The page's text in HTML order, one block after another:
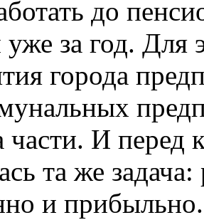
до
уже за год. Для
города
части. И перед
та же
и прибыльно.